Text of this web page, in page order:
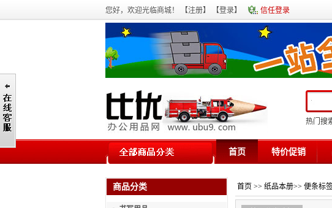
您好，欢迎光临商城！ 【注册】 【登录】 信任登录
热门搜
首页 特价促销
商品分类 首页 >> 纸品本册>> 便条标